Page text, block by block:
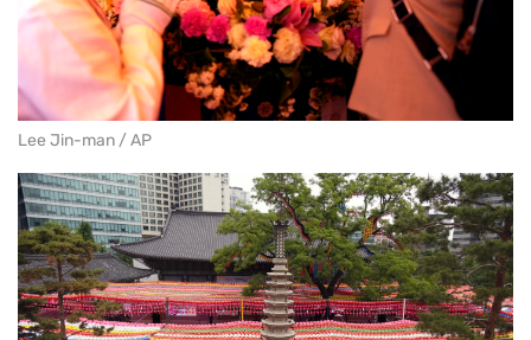
Lee Jin-man / AP